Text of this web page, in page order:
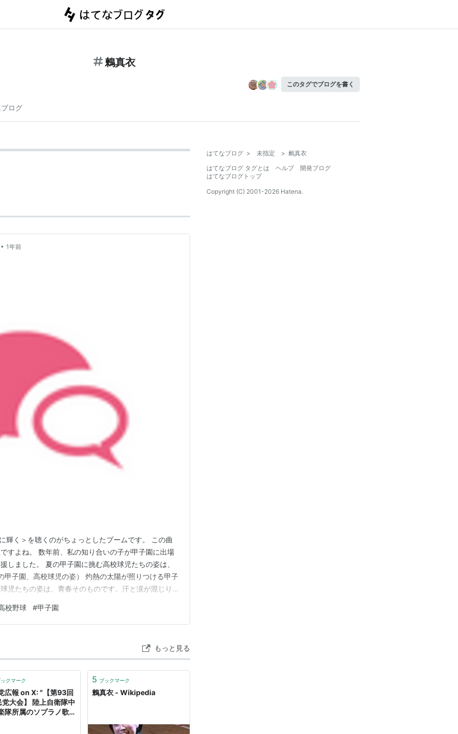
鶫真衣
このタグでブログを書く
ログ
• 1年前
輝く＞を聴くのがちょっとしたブームです。 この曲
すよね。 数年前、私の知り合いの子が甲子園に出場
しました。 夏の甲子園に挑む高校球児たちの姿は、
甲子園、高校球児の姿） 灼熱の太陽が照りつける甲子
児たちの姿は、青春そのものです。汗と涙が混じり合
からは熱い声援が響き渡ります。仲間と共に過ごした
うとしています。彼ら…
校野球 #甲子園
もっと見る
クマーク
広報 on X: "【第93回
大会】 陸上自衛隊中
隊所属のソプラノ歌手
5 ブックマーク
鶫真衣 - Wikipedia
はてなブログ > 未指定 > 鶫真衣
はてなブログ タグとは
ヘルプ
開発ブログ
はてなブログトップ
Copyright (C) 2001-2026 Hatena.